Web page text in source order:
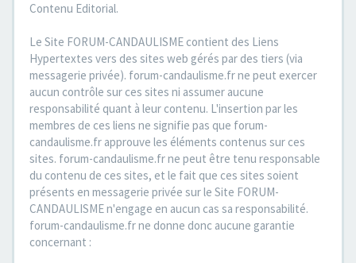
Contenu Editorial.
Le Site FORUM-CANDAULISME contient des Liens
Hypertextes vers des sites web gérés par des tiers (via
messagerie privée). forum-candaulisme.fr ne peut exercer
aucun contrôle sur ces sites ni assumer aucune
responsabilité quant à leur contenu. L'insertion par les
membres de ces liens ne signifie pas que forum-
candaulisme.fr approuve les éléments contenus sur ces
sites. forum-candaulisme.fr ne peut être tenu responsable
du contenu de ces sites, et le fait que ces sites soient
présents en messagerie privée sur le Site FORUM-
CANDAULISME n'engage en aucun cas sa responsabilité.
forum-candaulisme.fr ne donne donc aucune garantie
concernant :